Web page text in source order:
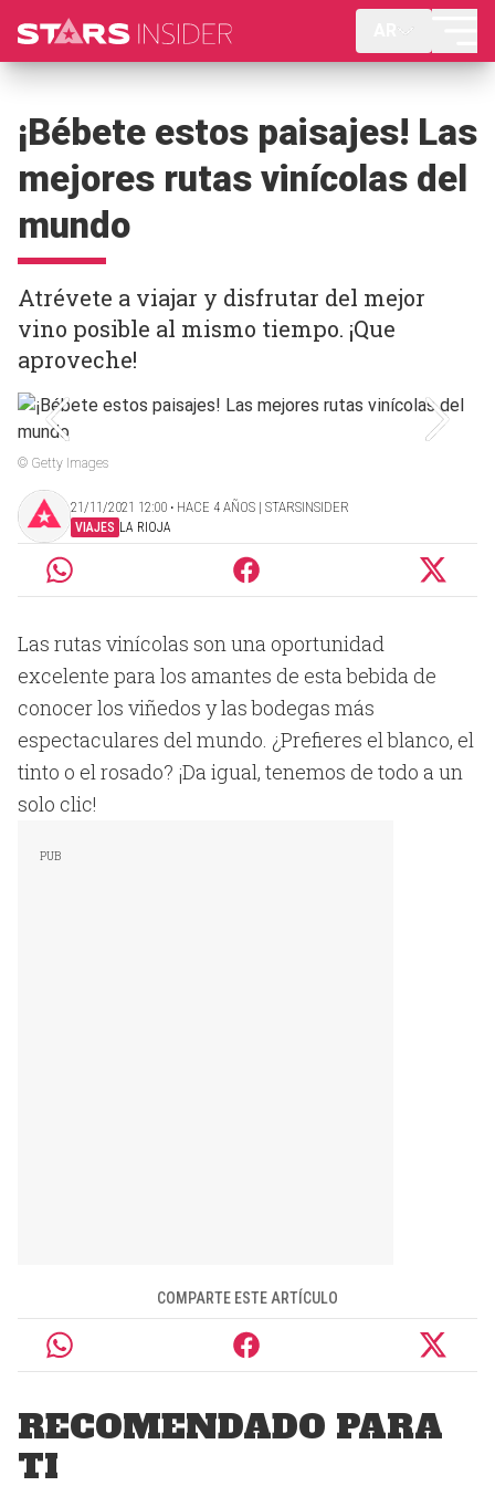
¡Bébete estos paisajes! Las
mejores rutas vinícolas del
mundo
Atrévete a viajar y disfrutar del mejor
vino posible al mismo tiempo. ¡Que
aproveche!
© Getty Images
21/11/2021 12:00 ‧ HACE 4 AÑOS | STARSINSIDER
VIAJES LA RIOJA
Las rutas vinícolas son una oportunidad
excelente para los amantes de esta bebida de
conocer los viñedos y las bodegas más
espectaculares del mundo. ¿Prefieres el blanco, el
tinto o el rosado? ¡Da igual, tenemos de todo a un
solo clic!
COMPARTE ESTE ARTÍCULO
RECOMENDADO PARA
TI